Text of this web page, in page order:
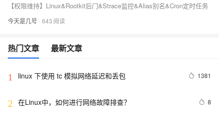
【权限维持】Linux&Rootkit后门&Strace监控&Alias别名&Cron定时任务
今天是几号 643
热门文章 最新文章
1 linux 下使用 tc 模拟网络延迟和丢包 1381
2 8